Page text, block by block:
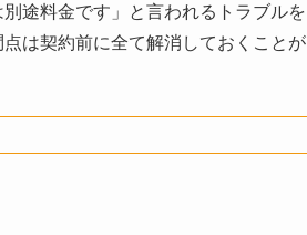
途料金です」と言われるトラブルを
は契約前に全て解消しておくことが